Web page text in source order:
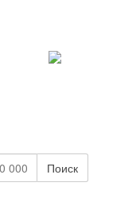
Поиск